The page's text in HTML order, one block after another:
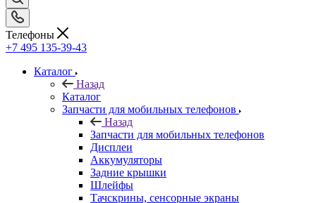
Телефоны
+7 495 135-39-43
Каталог
Назад
Каталог
Запчасти для мобильных телефонов
Назад
Запчасти для мобильных телефонов
Дисплеи
Аккумуляторы
Задние крышки
Шлейфы
Тачскрины, сенсорные экраны